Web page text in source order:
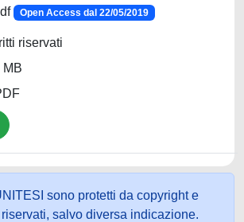
Open Access dal 22/05/2019
riservati
MB
sono protetti da copyright e
salvo diversa indicazione.